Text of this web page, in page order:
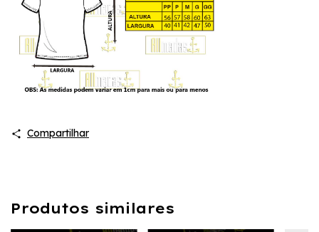
Compartilhar
Produtos similares